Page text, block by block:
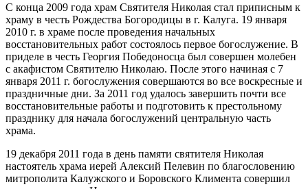
С конца 2009 года храм Святителя Николая стал приписным к
храму в честь Рождества Богородицы в г. Калуга. 19 января
2010 г. в храме после проведения начальных
восстановительных работ состоялось первое богослужение. В
приделе в честь Георгия Победоносца был совершен молебен
с акафистом Святителю Николаю. После этого начиная с 7
января 2011 г. богослужения совершаются во все воскресные и
праздничные дни. За 2011 год удалось завершить почти все
восстановительные работы и подготовить к престольному
празднику для начала богослужений центральную часть
храма.
19 декабря 2011 года в день памяти святителя Николая
настоятель храма иерей Алексий Пелевин по благословению
митрополита Калужского и Боровского Климента совершил